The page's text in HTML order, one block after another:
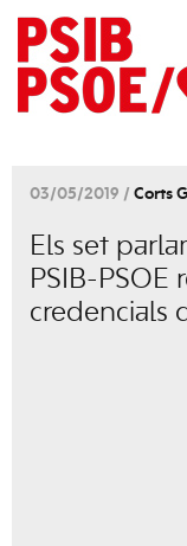
03/05/2019 / Corts
Els set
PSIB-PSOE
credencials